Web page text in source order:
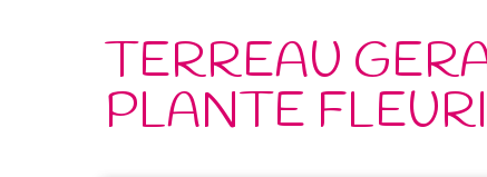
TERREAU
PLANTE